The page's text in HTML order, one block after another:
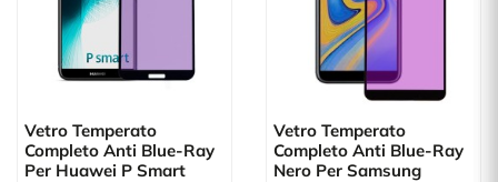
Vetro Temperato
Completo Anti Blue-Ray
Per Huawei P Smart
Vetro Temperato
Completo Anti Blue-Ray
Nero Per Samsung